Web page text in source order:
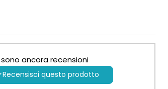
sono ancora recensioni
Recensisci questo prodotto